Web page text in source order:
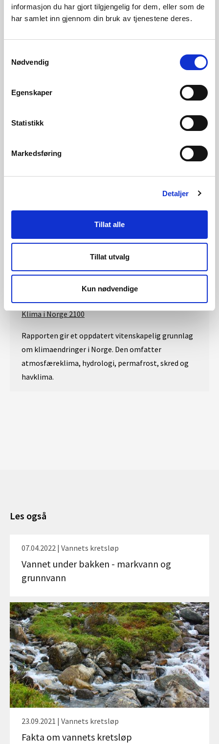
informasjon du har gjort tilgjengelig for dem, eller som de
har samlet inn gjennom din bruk av tjenestene deres.
Nødvendig
Egenskaper
Statistikk
Markedsføring
Detaljer
Tillat alle
Tillat utvalg
Kun nødvendige
snøsmelteflommer, mer alvorlige sommertørker og færre
Vannets kretsløp
Om klimaendringer i Norge
Klima i Norge 2100
Rapporten gir et oppdatert vitenskapelig grunnlag
om klimaendringer i Norge. Den omfatter
atmosfæreklima, hydrologi, permafrost, skred og
havklima.
Les også
07.04.2022 | Vannets kretsløp
Vannet under bakken - markvann og
grunnvann
23.09.2021 | Vannets kretsløp
Fakta om vannets kretsløp